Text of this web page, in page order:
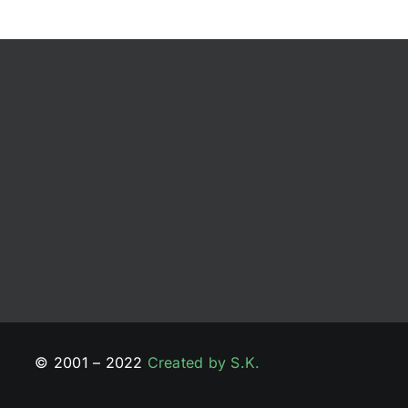
© 2001 – 2022 Created by S.K.